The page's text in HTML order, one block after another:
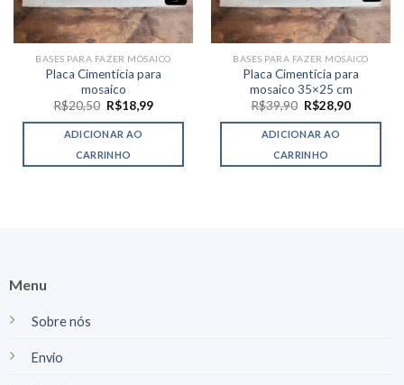
BASES PARA FAZER MOSAICO
Placa Cimentícia para
mosaico
R$20,50 O
preço
original
era:
R$20,50.
R$18,99O
atual
ADICIONAR AO
CARRINHO
BASES PARA FAZER MOSAICO
Placa Cimentícia para
mosaico 35×25 cm
R$39,90 O
preço
original
era:
R$39,90.
R$28,90O
atual
ADICIONAR AO
CARRINHO
Menu
Sobre nós
Envio